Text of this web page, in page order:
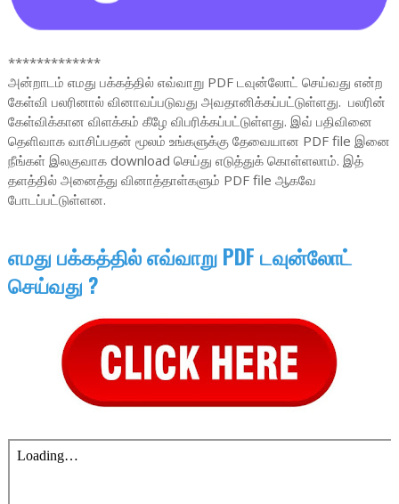
*************
அன்றாடம் எமது பக்கத்தில் எவ்வாறு PDF டவுன்லோட் செய்வது என்ற
கேள்வி பலரினால் வினாவப்படுவது அவதானிக்கப்பட்டுள்ளது. பலரின்
கேள்விக்கான விளக்கம் கீழே விபரிக்கப்பட்டுள்ளது. இவ் பதிவினை
தெளிவாக வாசிப்பதன் மூலம் உங்களுக்கு தேவையான PDF file இனை
நீங்கள் இலகுவாக download செய்து எடுத்துக் கொள்ளலாம். இத்
தளத்தில் அனைத்து வினாத்தாள்களும் PDF file ஆகவே
போடப்பட்டுள்ளன.
எமது பக்கத்தில் எவ்வாறு PDF டவுன்லோட்
செய்வது ?